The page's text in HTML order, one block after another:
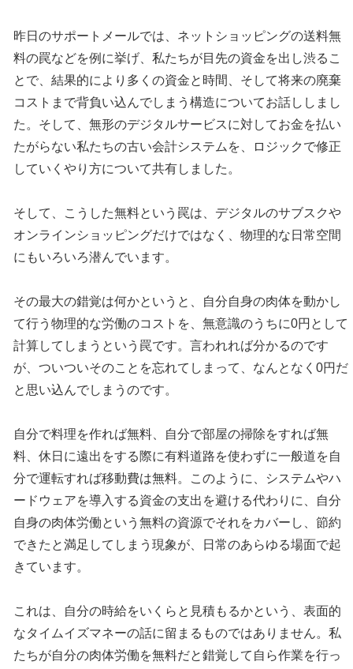
昨日のサポートメールでは、ネットショッピングの送料無
料の罠などを例に挙げ、私たちが目先の資金を出し渋るこ
とで、結果的により多くの資金と時間、そして将来の廃棄
コストまで背負い込んでしまう構造についてお話ししまし
た。そして、無形のデジタルサービスに対してお金を払い
たがらない私たちの古い会計システムを、ロジックで修正
していくやり方について共有しました。
そして、こうした無料という罠は、デジタルのサブスクや
オンラインショッピングだけではなく、物理的な日常空間
にもいろいろ潜んでいます。
その最大の錯覚は何かというと、自分自身の肉体を動かし
て行う物理的な労働のコストを、無意識のうちに0円として
計算してしまうという罠です。言われれば分かるのです
が、ついついそのことを忘れてしまって、なんとなく0円だ
と思い込んでしまうのです。
自分で料理を作れば無料、自分で部屋の掃除をすれば無
料、休日に遠出をする際に有料道路を使わずに一般道を自
分で運転すれば移動費は無料。このように、システムやハ
ードウェアを導入する資金の支出を避ける代わりに、自分
自身の肉体労働という無料の資源でそれをカバーし、節約
できたと満足してしまう現象が、日常のあらゆる場面で起
きています。
これは、自分の時給をいくらと見積もるかという、表面的
なタイムイズマネーの話に留まるものではありません。私
たちが自分の肉体労働を無料だと錯覚して自ら作業を行っ